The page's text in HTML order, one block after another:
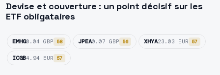
Devise et couverture : un point décisif sur les
ETF obligataires
EMHG0.04 GBP 58 JPEA0.07 GBP 56 XHYA23.03 EUR 57
ICGB4.94 EUR 57